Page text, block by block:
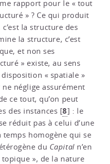
rapport pour le « tout
» ? Ce qui produit
la structure des
la structure, c’est
et non ses
» existe, au sens
« spatiale »
néglige assurément
ce tout, qu’on peut
des instances [8] : le
réduit pas à celui d’une
temps homogène qui se
du Capital n’en
topique », de la nature